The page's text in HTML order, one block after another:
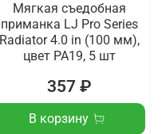
Мягкая съедобная
приманка LJ Pro Series
Radiator 4.0 in (100 мм),
цвет PA19, 5 шт
357 ₽
В корзину